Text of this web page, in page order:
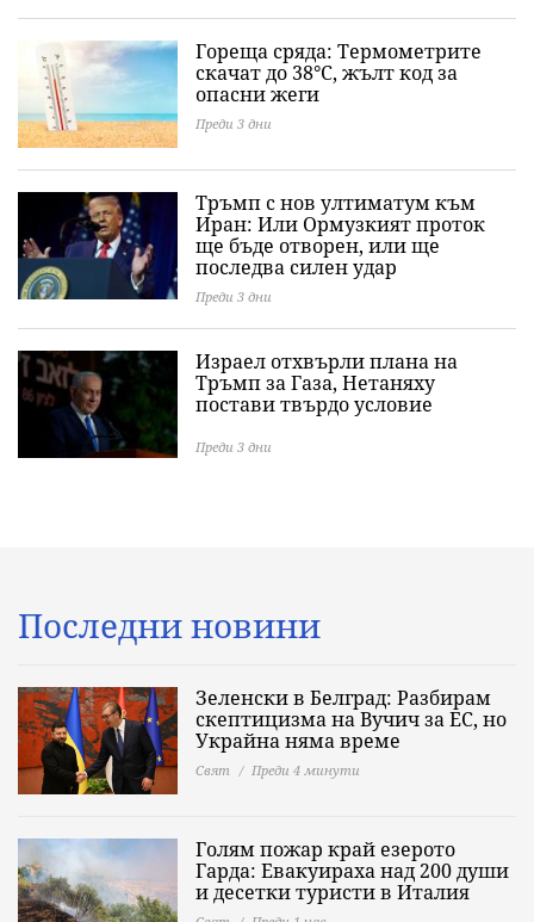
Гореща сряда: Термометрите
скачат до 38°C, жълт код за
опасни жеги
Преди 3 дни
Тръмп с нов ултиматум към
Иран: Или Ормузкият проток
ще бъде отворен, или ще
последва силен удар
Преди 3 дни
Израел отхвърли плана на
Тръмп за Газа, Нетаняху
постави твърдо условие
Преди 3 дни
Последни новини
Зеленски в Белград: Разбирам
скептицизма на Вучич за ЕС, но
Украйна няма време
Свят Преди 4 минути
Голям пожар край езерото
Гарда: Евакуираха над 200 души
и десетки туристи в Италия